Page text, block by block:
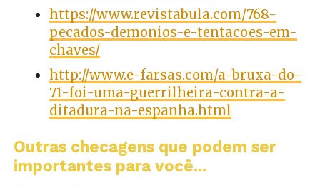
https://www.revistabula.com/768-
pecados-demonios-e-tentacoes-em-
chaves/
http://www.e-farsas.com/a-bruxa-do-
71-foi-uma-guerrilheira-contra-a-
ditadura-na-espanha.html
Outras checagens que podem ser
importantes para você...